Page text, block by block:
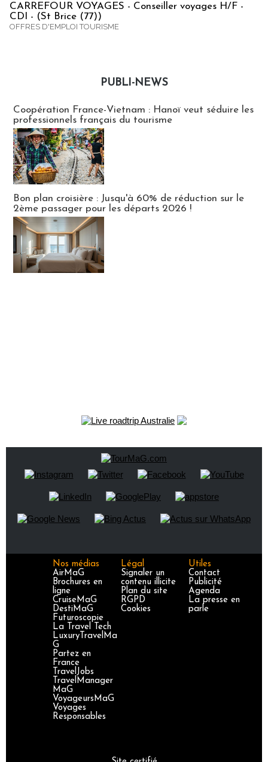
CARREFOUR VOYAGES - Conseiller voyages H/F -
CDI - (St Brice (77))
OFFRES D'EMPLOI TOURISME
PUBLI-NEWS
Coopération France-Vietnam : Hanoï veut séduire les
professionnels français du tourisme
Bon plan croisière : Jusqu'à 60% de réduction sur le
2ème passager pour les départs 2026 !
Nos médias
AirMaG
Brochures en
ligne
CruiseMaG
DestiMaG
Futuroscopie
La Travel Tech
LuxuryTravelMa
G
Partez en
France
TravelJobs
TravelManager
MaG
VoyageursMaG
Voyages
Responsables
Légal
Signaler un
contenu illicite
Plan du site
RGPD
Cookies
Utiles
Contact
Publicité
Agenda
La presse en
parle